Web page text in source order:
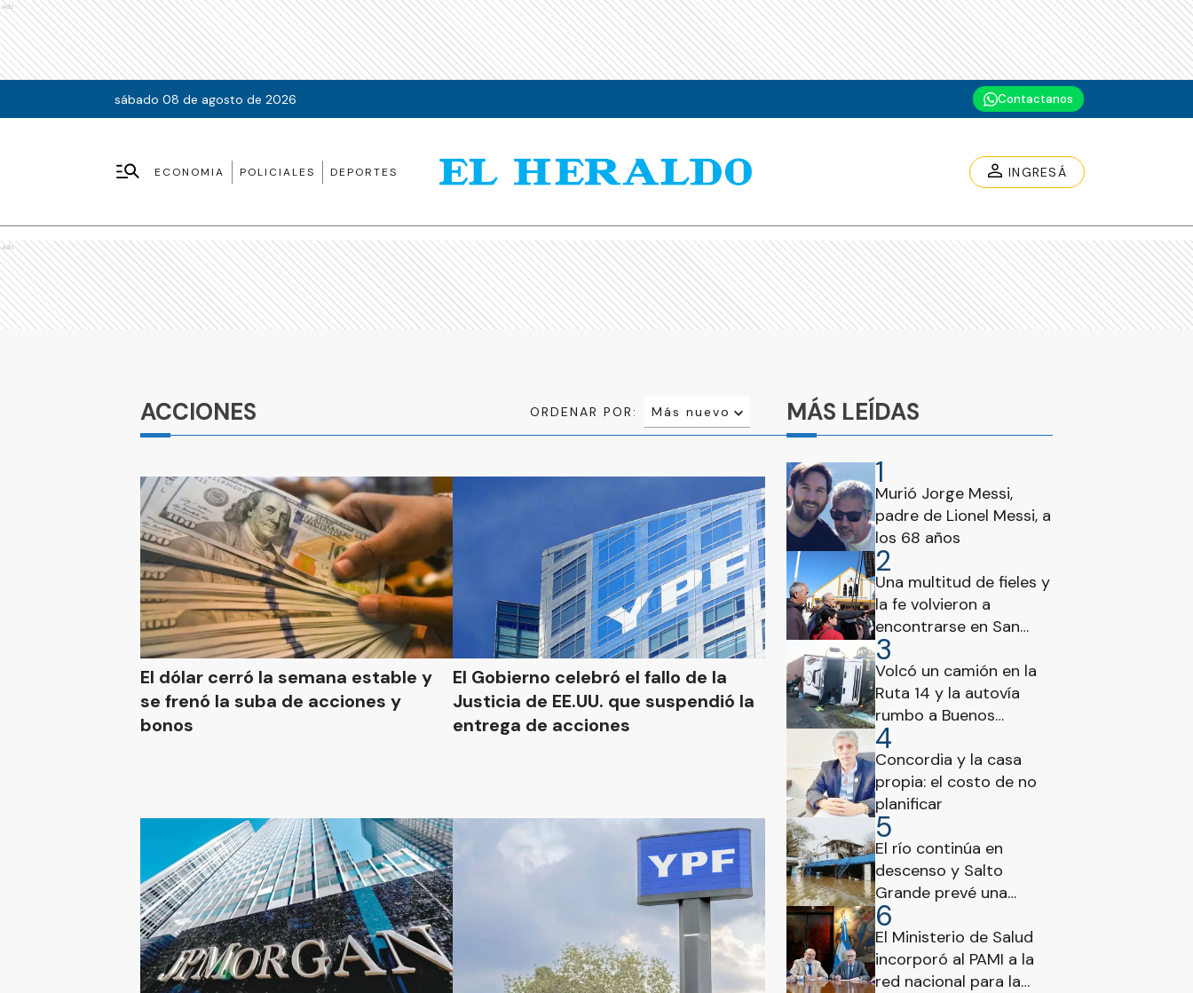
Ads
sábado 08 de agosto de 2026 Contactanos
ECONOMIA POLICIALES DEPORTES INGRESÁ
Ads
ACCIONES ORDENAR POR:
Más nuevo
Relevancia
El dólar cerró la semana estable y
se frenó la suba de acciones y
bonos
El Gobierno celebró el fallo de la
Justicia de EE.UU. que suspendió la
entrega de acciones
MÁS LEÍDAS
1
Murió Jorge Messi,
padre de Lionel Messi, a
los 68 años
2
Una multitud de fieles y
la fe volvieron a
encontrarse en San
Cayetano
3
Volcó un camión en la
Ruta 14 y la autovía
rumbo a Buenos
Aires estuvo
interrumpida
4
Concordia y la casa
propia: el costo de no
planificar
5
El río continúa en
descenso y Salto
Grande prevé una
disminución del caudal
evacuado
6
El Ministerio de Salud
incorporó al PAMI a la
red nacional para la